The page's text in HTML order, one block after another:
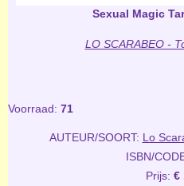
Sexual Magic
LO SCARABEO -
Voorraad: 71
AUTEUR/SOORT: Lo
ISBN/
Prijs: €